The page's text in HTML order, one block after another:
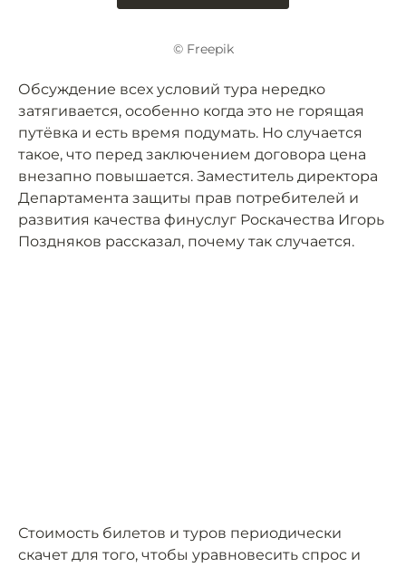
© Freepik
Обсуждение всех условий тура нередко
затягивается, особенно когда это не горящая
путёвка и есть время подумать. Но случается
такое, что перед заключением договора цена
внезапно повышается. Заместитель директора
Департамента защиты прав потребителей и
развития качества финуслуг Роскачества Игорь
Поздняков рассказал, почему так случается.
Стоимость билетов и туров периодически
скачет для того, чтобы уравновесить спрос и